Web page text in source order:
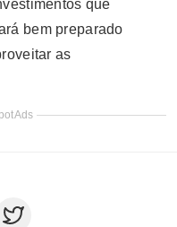
que
bem preparado
as